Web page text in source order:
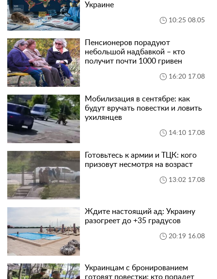
Украине
10:25 08.05
Пенсионеров порадуют
небольшой надбавкой – кто
получит почти 1000 гривен
16:20 17.08
Мобилизация в сентябре: как
будут вручать повестки и ловить
ухилянцев
14:10 17.08
Готовьтесь к армии и ТЦК: кого
призовут несмотря на возраст
13:02 17.08
Ждите настоящий ад: Украину
разогреет до +35 градусов
20:19 16.08
Украинцам с бронированием
готовят повестки: кто попадет